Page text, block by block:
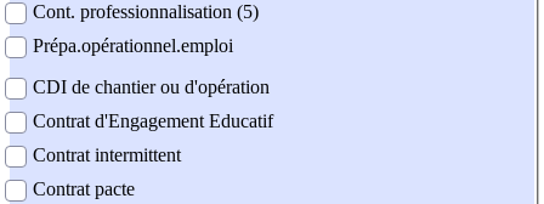
Cont. professionnalisation (5)
Prépa.opérationnel.emploi
CDI de chantier ou d'opération
Contrat d'Engagement Educatif
Contrat intermittent
Contrat pacte